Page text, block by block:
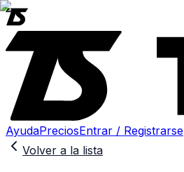
AyudaPreciosEntrar / Registrarse
Volver a la lista